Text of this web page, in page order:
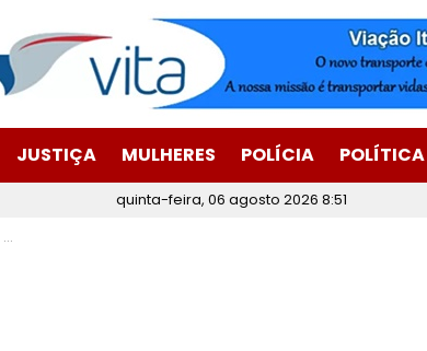
JUSTIÇA MULHERES POLÍCIA POLÍTICA
quinta-feira, 06 agosto 2026 8:51